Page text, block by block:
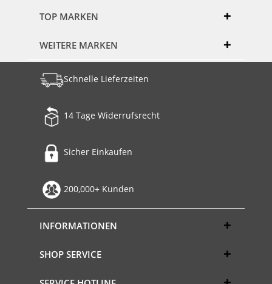
TOP MARKEN
WEITERE MARKEN
Schnelle Lieferzeiten
14 Tage Widerrufsrecht
Sicher Einkaufen
200,000+ Kunden
INFORMATIONEN
SHOP SERVICE